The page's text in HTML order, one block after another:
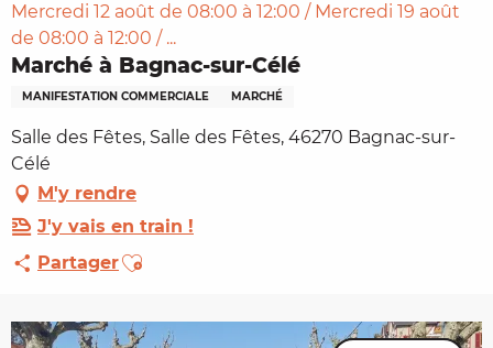
Mercredi 12 août de 08:00 à 12:00 / Mercredi 19 août
de 08:00 à 12:00 / ...
Marché à Bagnac-sur-Célé
MANIFESTATION COMMERCIALE MARCHÉ
Salle des Fêtes, Salle des Fêtes, 46270 Bagnac-sur-
Célé
M'y rendre
J'y vais en train !
PartagerAjouter aux favoris